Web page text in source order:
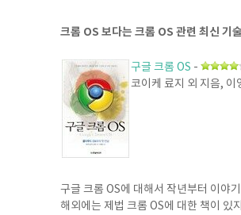
크롬 OS 보다는 크롬 OS 관련 최신 기
구글 크롬 OS -
코이케 료지 외 지음, 이
구글 크롬 OS에 대해서 작년부터 이야
해외에는 제법 크롬 OS에 대한 책이 있